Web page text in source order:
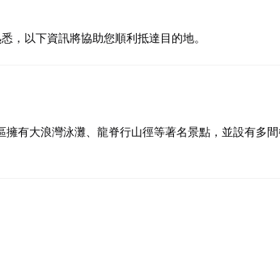
，以下資訊將協助您順利抵達目的地。​
有大浪灣泳灘、龍脊行山徑等著名景點，並設有多